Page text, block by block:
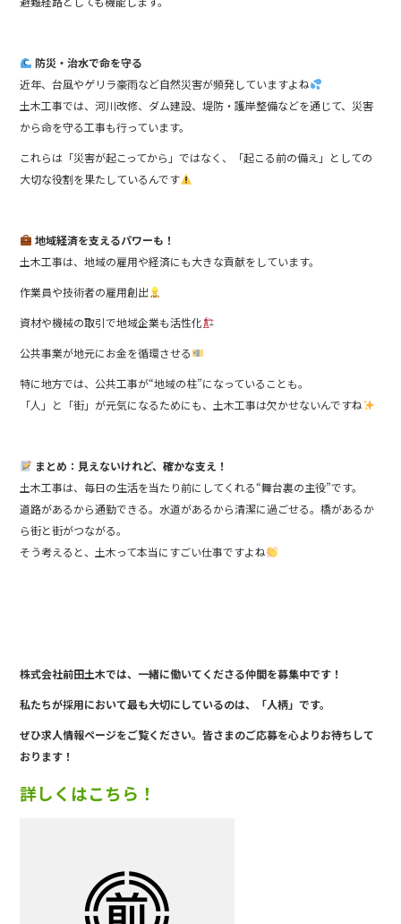
防災・治水で命を守る
近年、台風やゲリラ豪雨など自然災害が頻発していますよね
土木工事では、河川改修、ダム建設、堤防・護岸整備などを通じて、災害
から命を守る工事も行っています。
これらは「災害が起こってから」ではなく、「起こる前の備え」としての
大切な役割を果たしているんです
地域経済を支えるパワーも！
土木工事は、地域の雇用や経済にも大きな貢献をしています。
作業員や技術者の雇用創出
資材や機械の取引で地域企業も活性化
公共事業が地元にお金を循環させる
特に地方では、公共工事が“地域の柱”になっていることも。
「人」と「街」が元気になるためにも、土木工事は欠かせないんですね
まとめ：見えないけれど、確かな支え！
土木工事は、毎日の生活を当たり前にしてくれる“舞台裏の主役”です。
道路があるから通勤できる。水道があるから清潔に過ごせる。橋があるか
ら街と街がつながる。
そう考えると、土木って本当にすごい仕事ですよね
株式会社前田土木では、一緒に働いてくださる仲間を募集中です！
私たちが採用において最も大切にしているのは、「人柄」です。
ぜひ求人情報ページをご覧ください。皆さまのご応募を心よりお待ちして
おります！
詳しくはこちら！